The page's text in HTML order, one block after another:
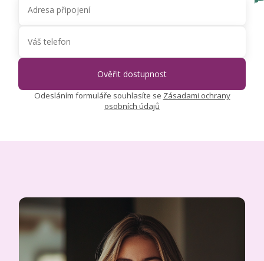
Odesláním formuláře souhlasíte se Zásadami ochrany
osobních údajů